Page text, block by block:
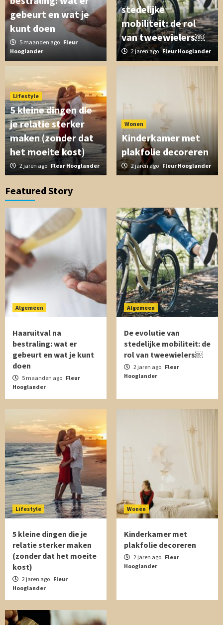
gebeurt en wat je
kunt doen
5 maanden ago Fleur
Hooglander
stedelijke
mobiliteit: de rol
van tweewielers￼
2 jaren ago Fleur Hooglander
Lifestyle
5 kleine dingen die
je relatie sterker
maken (zonder dat
het moeite kost)
2 jaren ago Fleur Hooglander
Wonen
Kinderkamer met
plakfolie decoreren
2 jaren ago Fleur Hooglander
Featured Story
Algemeen
Haaruitval na
bestraling: wat er
gebeurt en wat je kunt
doen
5 maanden ago Fleur
Hooglander
Algemeen
De evolutie van
stedelijke mobiliteit: de
rol van tweewielers￼
2 jaren ago Fleur
Hooglander
Lifestyle
5 kleine dingen die je
relatie sterker maken
(zonder dat het moeite
kost)
2 jaren ago Fleur
Hooglander
Wonen
Kinderkamer met
plakfolie decoreren
2 jaren ago Fleur
Hooglander